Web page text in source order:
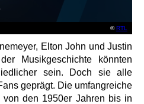
©RTL
Elton John und Justin
Musikgeschichte könnten
sein. Doch sie alle
geprägt. Die umfangreiche
von den 1950er Jahren bis in